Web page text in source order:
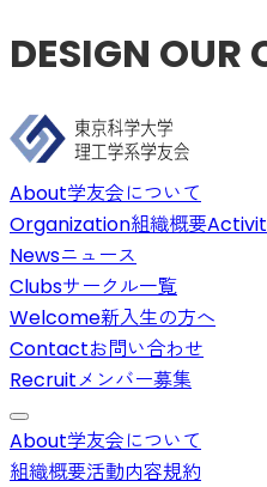
DESIGN OUR
About学友会について
Organization組織概要
Newsニュース
Clubsサークル一覧
Welcome新入生の方へ
Contactお問い合わせ
Recruitメンバー募集
About学友会について
組織概要活動内容規約